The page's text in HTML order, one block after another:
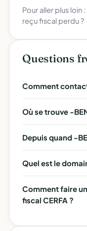
Pour aller plus loin :
reçu fiscal perdu ?
Questions
Comment
Où se trouve -
Depuis quand -
Quel est le
Comment faire
fiscal CERFA ?